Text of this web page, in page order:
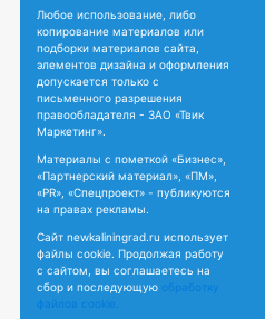
Любое использование, либо
копирование материалов или
подборки материалов сайта,
элементов дизайна и оформления
допускается только с
письменного разрешения
правообладателя - ЗАО «Твик
Маркетинг».
Материалы с пометкой «Бизнес»,
«Партнерский материал», «ПМ»,
«PR», «Спецпроект» - публикуются
на правах рекламы.
Сайт newkaliningrad.ru использует
файлы cookie. Продолжая работу
с сайтом, вы соглашаетесь на
сбор и последующую обработку
файлов cookie.